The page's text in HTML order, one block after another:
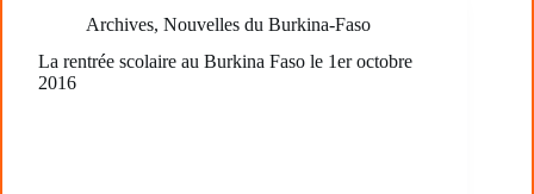
Archives, Nouvelles du Burkina-Faso
La rentrée scolaire au Burkina Faso le 1er octobre
2016